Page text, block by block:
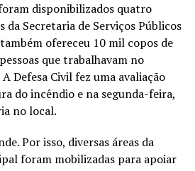
disponibilizados quatro
da Secretaria de Serviços Públicos
também ofereceu 10 mil copos de
que trabalhavam no
Defesa Civil fez uma avaliação
do incêndio e na segunda-feira,
no local.
Por isso, diversas áreas da
foram mobilizadas para apoiar